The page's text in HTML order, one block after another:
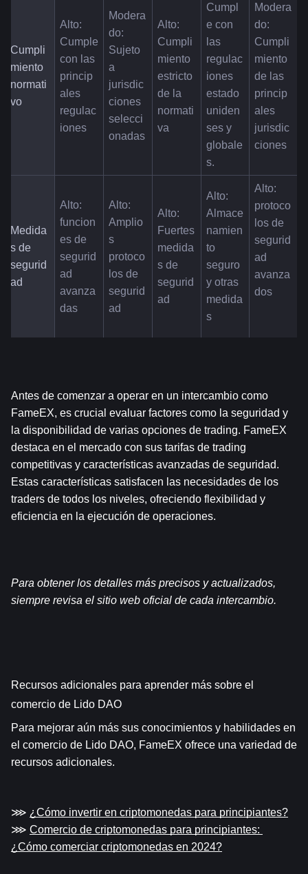
Cumpli
miento
normati
vo
Alto:
Cumple
con las
princip
ales
regulac
iones
Modera
do:
Sujeto
a
jurisdic
ciones
selecci
onadas
Alto:
Cumpli
miento
estricto
de la
normati
va
Cumpl
e con
las
regulac
iones
estado
uniden
ses y
globale
s.
Modera
do:
Cumpli
miento
de las
princip
ales
jurisdic
ciones
Medida
s de
segurid
ad
Alto:
funcion
es de
segurid
ad
avanza
das
Alto:
Amplio
s
protoco
los de
segurid
ad
Alto:
Fuertes
medida
s de
segurid
ad
Alto:
Almace
namien
to
seguro
y otras
medida
s
Alto:
protoco
los de
segurid
ad
avanza
dos
Antes de comenzar a operar en un intercambio como
FameEX, es crucial evaluar factores como la seguridad y
la disponibilidad de varias opciones de trading. FameEX
destaca en el mercado con sus tarifas de trading
competitivas y características avanzadas de seguridad.
Estas características satisfacen las necesidades de los
traders de todos los niveles, ofreciendo flexibilidad y
eficiencia en la ejecución de operaciones.
Para obtener los detalles más precisos y actualizados,
siempre revisa el sitio web oficial de cada intercambio.
Recursos adicionales para aprender más sobre el
comercio de Lido DAO
Para mejorar aún más sus conocimientos y habilidades en
el comercio de Lido DAO, FameEX ofrece una variedad de
recursos adicionales.
⋙ ¿Cómo invertir en criptomonedas para principiantes?
⋙ Comercio de criptomonedas para principiantes:
¿Cómo comerciar criptomonedas en 2024?